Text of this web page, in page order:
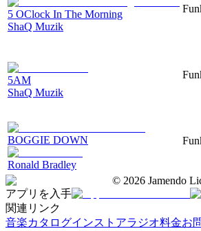
5 OClock In The Morning
ShaQ Muzik
5AM
ShaQ Muzik
BOGGIE DOWN
Ronald Bradley
© 2026 Jamendo
アプリを入手
関連リンク
音楽カタログインストアラジオ料金お